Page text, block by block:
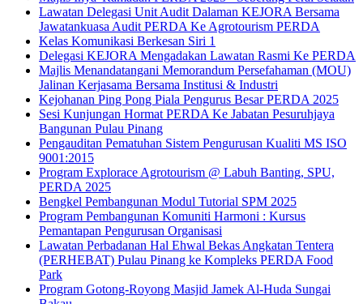
Lawatan Delegasi Unit Audit Dalaman KEJORA Bersama
Jawatankuasa Audit PERDA Ke Agrotourism PERDA
Kelas Komunikasi Berkesan Siri 1
Delegasi KEJORA Mengadakan Lawatan Rasmi Ke PERDA
Majlis Menandatangani Memorandum Persefahaman (MOU)
Jalinan Kerjasama Bersama Institusi & Industri
Kejohanan Ping Pong Piala Pengurus Besar PERDA 2025
Sesi Kunjungan Hormat PERDA Ke Jabatan Pesuruhjaya
Bangunan Pulau Pinang
Pengauditan Pematuhan Sistem Pengurusan Kualiti MS ISO
9001:2015
Program Explorace Agrotourism @ Labuh Banting, SPU,
PERDA 2025
Bengkel Pembangunan Modul Tutorial SPM 2025
Program Pembangunan Komuniti Harmoni : Kursus
Pemantapan Pengurusan Organisasi
Lawatan Perbadanan Hal Ehwal Bekas Angkatan Tentera
(PERHEBAT) Pulau Pinang ke Kompleks PERDA Food
Park
Program Gotong-Royong Masjid Jamek Al-Huda Sungai